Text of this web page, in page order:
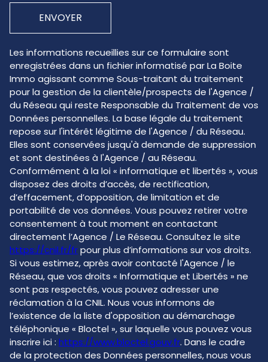
ENVOYER
Les informations recueillies sur ce formulaire sont
enregistrées dans un fichier informatisé par La Boite
Immo agissant comme Sous-traitant du traitement
pour la gestion de la clientèle/prospects de l'Agence /
du Réseau qui reste Responsable du Traitement de vos
Données personnelles. La base légale du traitement
repose sur l'intérêt légitime de l'Agence / du Réseau.
Elles sont conservées jusqu'à demande de suppression
et sont destinées à l'Agence / au Réseau.
Conformément à la loi « informatique et libertés », vous
disposez des droits d’accès, de rectification,
d’effacement, d’opposition, de limitation et de
portabilité de vos données. Vous pouvez retirer votre
consentement à tout moment en contactant
directement l’Agence / Le Réseau. Consultez le site
https://cnil.fr/frpour plus d’informations sur vos droits.
Si vous estimez, après avoir contacté l'Agence / le
Réseau, que vos droits « Informatique et Libertés » ne
sont pas respectés, vous pouvez adresser une
réclamation à la CNIL. Nous vous informons de
l’existence de la liste d'opposition au démarchage
téléphonique « Bloctel », sur laquelle vous pouvez vous
inscrire ici : https://www.bloctel.gouv.fr. Dans le cadre
de la protection des Données personnelles, nous vous